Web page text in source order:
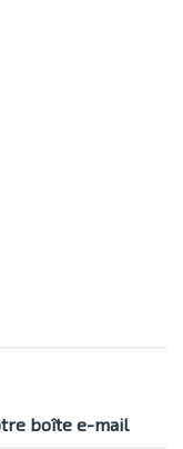
boîte e-mail